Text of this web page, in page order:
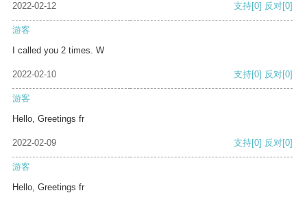
2022-02-12 支持[0] 反对[0]
游客
I called you 2 times. W
2022-02-10 支持[0] 反对[0]
游客
Hello, Greetings fr
2022-02-09 支持[0] 反对[0]
游客
Hello, Greetings fr